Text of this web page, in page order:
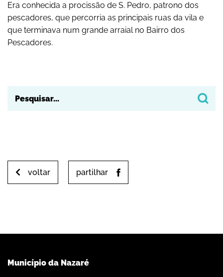
Era conhecida a procissão de S. Pedro, patrono dos
pescadores, que percorria as principais ruas da vila e
que terminava num grande arraial no Bairro dos
Pescadores.
voltar partilhar
Município da Nazaré